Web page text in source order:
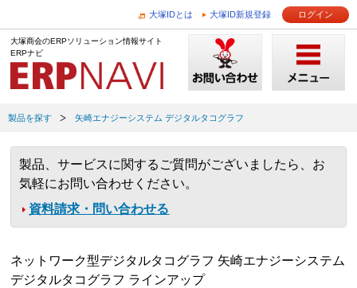
大塚IDとは 大塚ID新規登録 ログイン
大塚商会のERPソリューション情報サイト
ERPナビ
製品を探す 矢崎エナジーシステム デジタルタコグラフ
製品、サービスに関するご質問がございましたら、お
気軽にお問い合わせください。
資料請求・問い合わせる
ネットワーク型デジタルタコグラフ 矢崎エナジーシステム
デジタルタコグラフ ラインアップ